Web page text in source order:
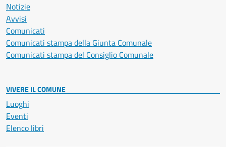
Notizie
Avvisi
Comunicati
Comunicati stampa della Giunta Comunale
Comunicati stampa del Consiglio Comunale
VIVERE IL COMUNE
Luoghi
Eventi
Elenco libri